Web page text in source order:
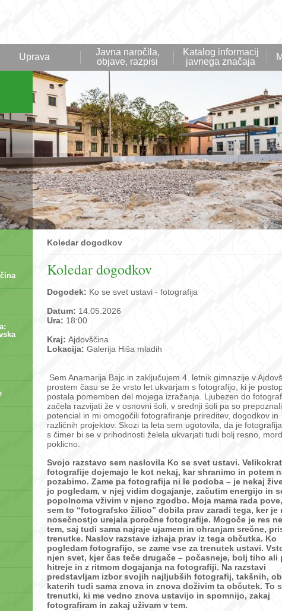
Uprava
Javna naročila,
objave, razpisi
Katalog informacij
javnega značaja
Koledar dogodkov
Koledar dogodkov
Dogodek: Ko se svet ustavi - fotografija
Datum: 14.05.2026
Ura: 18:00
Kraj: Ajdovščina
Lokacija: Galerija Hiša mladih
Sem Anamarija Bajc in zaključujem 4. letnik gimnazije v
prostem času se že vrsto let ukvarjam s fotografijo, ki je
postala pomemben del mojega izražanja. Ljubezen do
začela razvijati že v osnovni šoli, v srednji šoli pa so
potencial in mi omogočili fotografiranje prireditev, dogodkov in
različnih projektov. Skozi ta leta sem ugotovila, da je fotografija
s čimer bi se v prihodnosti želela ukvarjati tudi bolj resno,
poklicno.
Svojo razstavo sem naslovila Ko se svet ustavi.
fotografije dojemajo le kot nekaj, kar shranimo in potem
pozabimo. Zame pa fotografija ni le podoba – je nekaj
jo pogledam, v njej vidim dogajanje, začutim energijo in
popolnoma vživim v njeno zgodbo. Moja mama rada
sem to “fotografsko žilico” dobila prav zaradi tega, ker je
nosečnostjo urejala poročne fotografije. Mogoče je res
tem, saj tudi sama najraje ujamem in ohranjam srečne,
trenutke. Naslov razstave izhaja prav iz tega občutka. Ko
pogledam fotografijo, se zame vse za trenutek ustavi.
njen svet, kjer čas teče drugače – počasneje, bolj tiho ali
hitreje in z ritmom dogajanja na fotografiji. Na razstavi
predstavljam izbor svojih najljubših fotografij, takšnih, ob
katerih tudi sama znova in znova doživim ta občutek. To
trenutki, ki me vedno znova ustavijo in spomnijo, zakaj
fotografiram in zakaj uživam v tem.